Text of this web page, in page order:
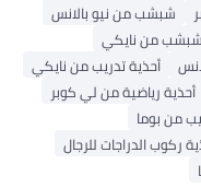
شبشب من نيو بالانس
شبشب من نايكي
أحذية تدريب من نايكي
أحذية رياضية من لي كوبر
من بوما
ركوب الدراجات للرجال